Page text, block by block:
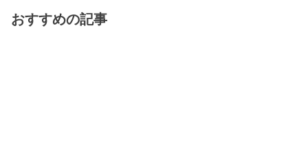
おすすめの記事